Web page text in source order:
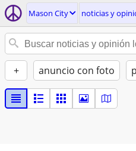
Mason City noticias y
+ anuncio con foto